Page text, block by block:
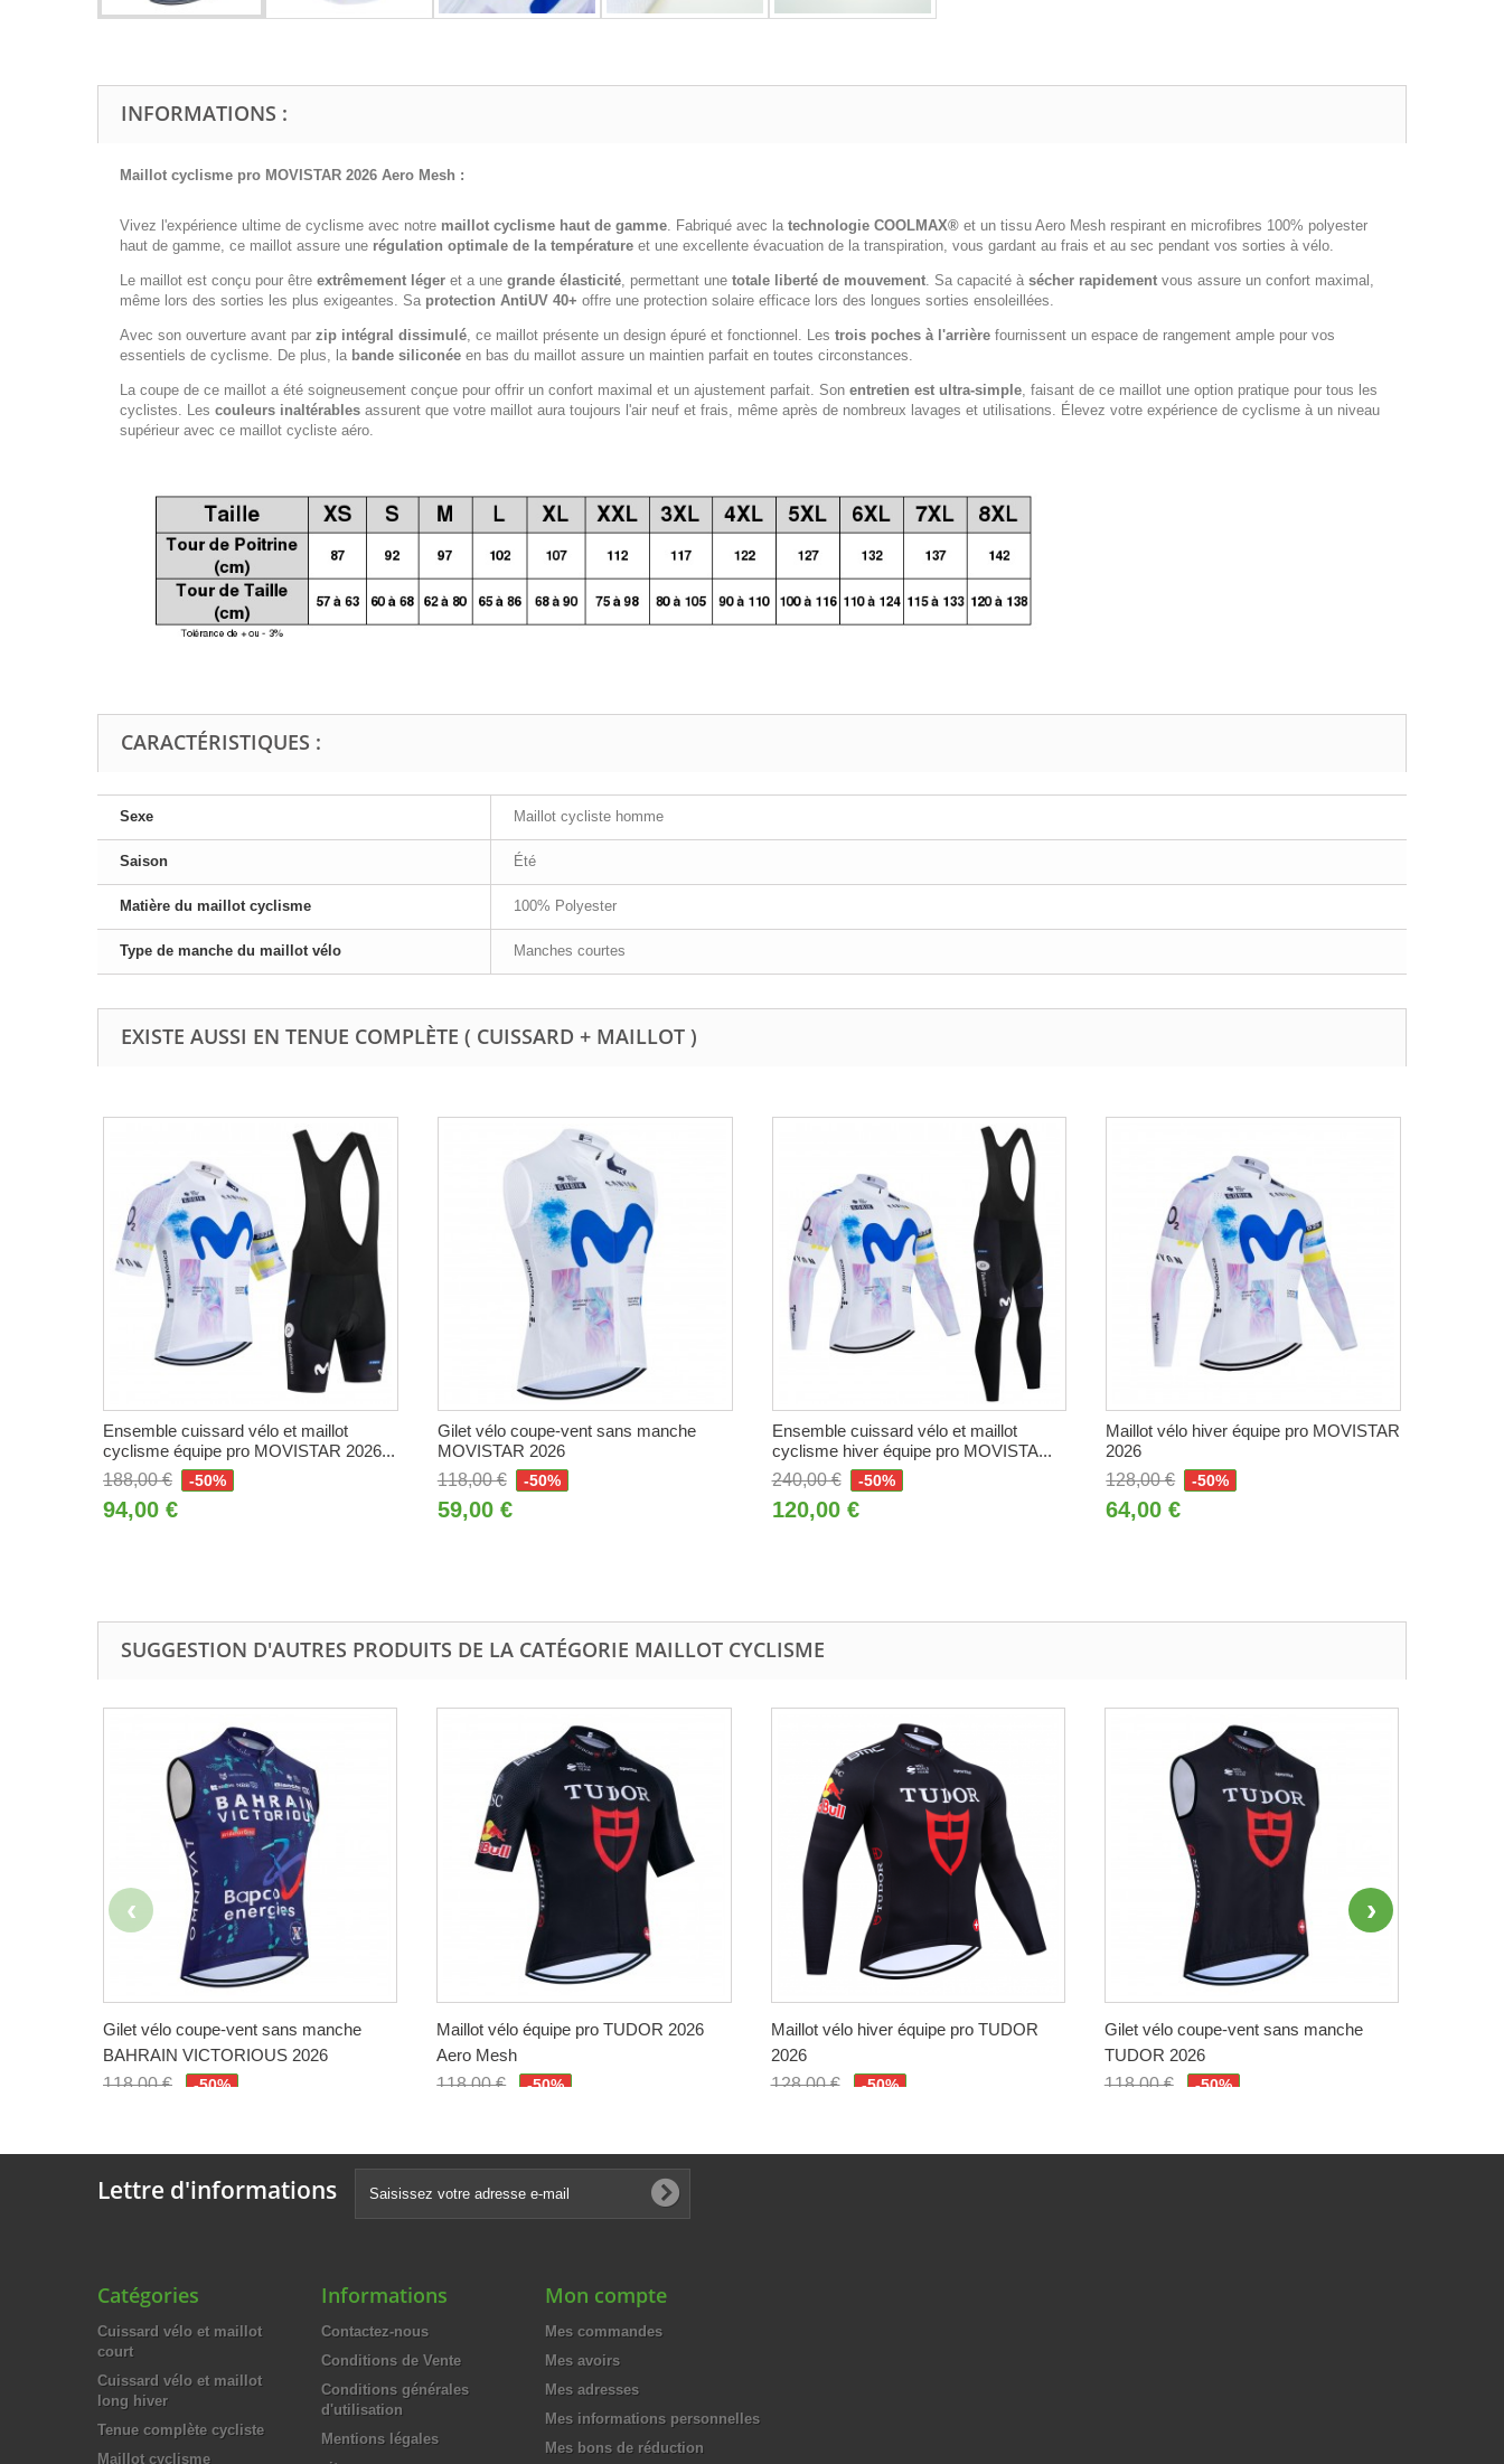
INFORMATIONS :
Maillot cyclisme pro MOVISTAR 2026 Aero Mesh :
Vivez l'expérience ultime de cyclisme avec notre maillot cyclisme haut de gamme. Fabriqué avec la technologie COOLMAX® et un tissu Aero Mesh respirant en microfibres 100% polyester
haut de gamme, ce maillot assure une régulation optimale de la température et une excellente évacuation de la transpiration, vous gardant au frais et au sec pendant vos sorties à vélo.
Le maillot est conçu pour être extrêmement léger et a une grande élasticité, permettant une totale liberté de mouvement. Sa capacité à sécher rapidement vous assure un confort maximal,
même lors des sorties les plus exigeantes. Sa protection AntiUV 40+ offre une protection solaire efficace lors des longues sorties ensoleillées.
Avec son ouverture avant par zip intégral dissimulé, ce maillot présente un design épuré et fonctionnel. Les trois poches à l'arrière fournissent un espace de rangement ample pour vos
essentiels de cyclisme. De plus, la bande siliconée en bas du maillot assure un maintien parfait en toutes circonstances.
La coupe de ce maillot a été soigneusement conçue pour offrir un confort maximal et un ajustement parfait. Son entretien est ultra-simple, faisant de ce maillot une option pratique pour tous les
cyclistes. Les couleurs inaltérables assurent que votre maillot aura toujours l'air neuf et frais, même après de nombreux lavages et utilisations. Élevez votre expérience de cyclisme à un niveau
supérieur avec ce maillot cycliste aéro.
CARACTÉRISTIQUES :
Sexe Maillot cycliste homme
Saison Été
Matière du maillot cyclisme 100% Polyester
Type de manche du maillot vélo Manches courtes
EXISTE AUSSI EN TENUE COMPLÈTE ( CUISSARD + MAILLOT )
Ensemble cuissard vélo et maillot
cyclisme équipe pro MOVISTAR 2026...
188,00 €
-50%
94,00 €
Gilet vélo coupe-vent sans manche
MOVISTAR 2026
118,00 €
-50%
59,00 €
Ensemble cuissard vélo et maillot
cyclisme hiver équipe pro MOVISTA...
240,00 €
-50%
120,00 €
Maillot vélo hiver équipe pro MOVISTAR
2026
128,00 €
-50%
64,00 €
SUGGESTION D'AUTRES PRODUITS DE LA CATÉGORIE MAILLOT CYCLISME
Gilet vélo coupe-vent sans manche
BAHRAIN VICTORIOUS 2026
118,00 €
-50%
Maillot vélo équipe pro TUDOR 2026
Aero Mesh
118,00 €
-50%
Maillot vélo hiver équipe pro TUDOR
2026
128,00 €
-50%
Gilet vélo coupe-vent sans manche
TUDOR 2026
118,00 €
-50%
Lettre d'informations
Catégories
Cuissard vélo et maillot
court
Cuissard vélo et maillot
long hiver
Tenue complète cycliste
Maillot cyclisme
Informations
Contactez-nous
Conditions de Vente
Conditions générales
d'utilisation
Mentions légales
Mon compte
Mes commandes
Mes avoirs
Mes adresses
Mes informations personnelles
Mes bons de réduction